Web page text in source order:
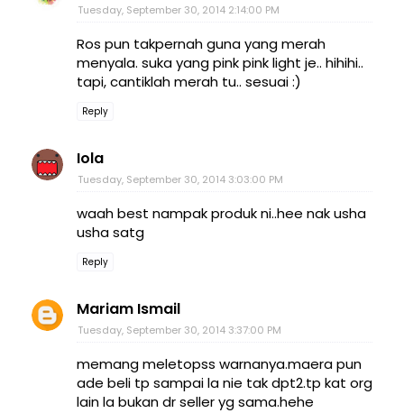
Tuesday, September 30, 2014 2:14:00 PM
Ros pun takpernah guna yang merah
menyala. suka yang pink pink light je.. hihihi..
tapi, cantiklah merah tu.. sesuai :)
Reply
Iola
Tuesday, September 30, 2014 3:03:00 PM
waah best nampak produk ni..hee nak usha
usha satg
Reply
Mariam Ismail
Tuesday, September 30, 2014 3:37:00 PM
memang meletopss warnanya.maera pun
ade beli tp sampai la nie tak dpt2.tp kat org
lain la bukan dr seller yg sama.hehe